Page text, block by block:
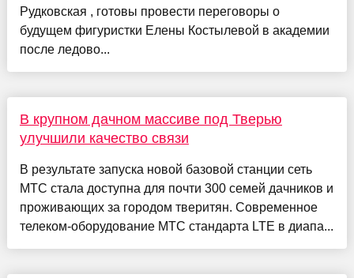
Рудковская , готовы провести переговоры о
будущем фигуристки Елены Костылевой в академии
после ледово...
В крупном дачном массиве под Тверью
улучшили качество связи
В результате запуска новой базовой станции сеть
МТС стала доступна для почти 300 семей дачников и
проживающих за городом тверитян. Современное
телеком-оборудование МТС стандарта LTE в диапа...